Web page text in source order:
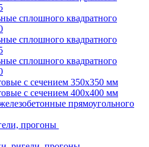
сплошного квадратного
сплошного квадратного
сплошного квадратного
с сечением 350х350 мм
с сечением 400х400 мм
прямоугольного
прогоны